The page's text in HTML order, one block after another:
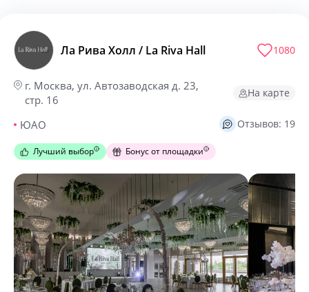
Ла Рива Холл / La Riva Hall
г. Москва, ул. Автозаводская д. 23,
стр. 16
ЮАО
На карте
1080
Отзывов: 19
Бонус от площадки
Лучший выбор